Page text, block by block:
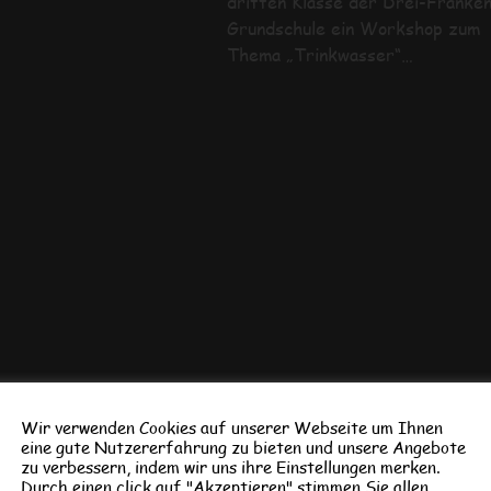
Grundschule ein Workshop zum
Thema „Trinkwasser“…
Wir verwenden Cookies auf unserer Webseite um Ihnen
eine gute Nutzererfahrung zu bieten und unsere Angebote
zu verbessern, indem wir uns ihre Einstellungen merken.
Durch einen click auf "Akzeptieren" stimmen Sie allen